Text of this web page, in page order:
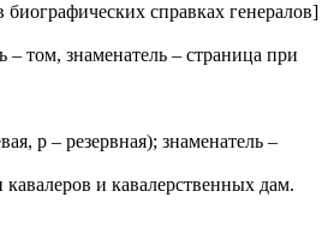
справках генералов]
– том, знаменатель – страница при
р – резервная); знаменатель –
и кавалерственных дам.